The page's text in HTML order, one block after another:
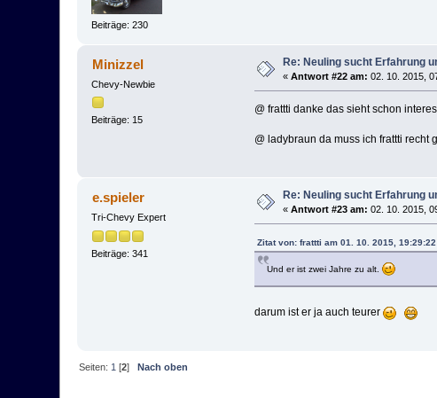
Beiträge: 230
Minizzel
Chevy-Newbie
Beiträge: 15
Re: Neuling sucht Erfahrung
«Antwort #22 am: 02. 10. 2015,
@ frattti danke das sieht schon
@ ladybraun da muss ich frattti recht
e.spieler
Tri-Chevy Expert
Beiträge: 341
Re: Neuling sucht Erfahrung
«Antwort #23 am: 02. 10. 2015,
Zitat von: frattti am 01. 10. 2015, 19:29:22
Und er ist zwei Jahre zu alt.
darum ist er ja auch teurer
Seiten: 1 [2]Nach oben